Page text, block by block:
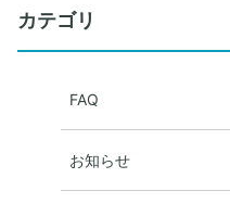
カテゴリ
FAQ
お知らせ